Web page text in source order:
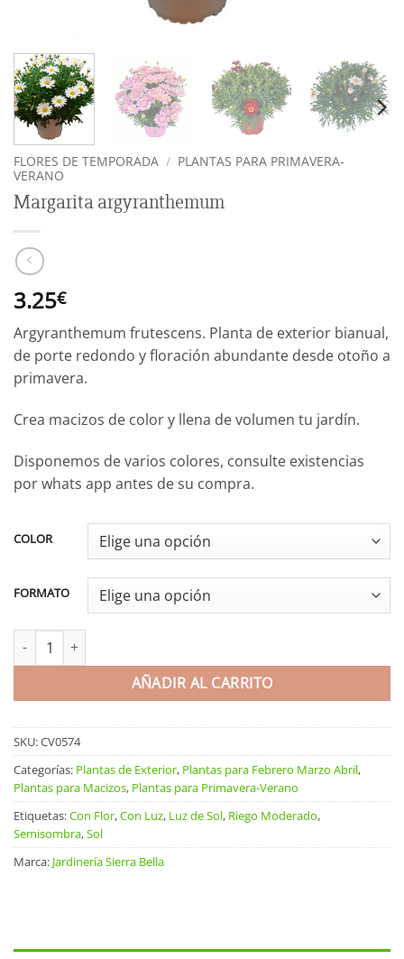
FLORES DE TEMPORADA / PLANTAS PARA PRIMAVERA-
VERANO
Margarita argyranthemum
3.25€
Argyranthemum frutescens. Planta de exterior bianual,
de porte redondo y floración abundante desde otoño a
primavera.
Crea macizos de color y llena de volumen tu jardín.
Disponemos de varios colores, consulte existencias
por whats app antes de su compra.
COLOR
FORMATO
Margarita argyranthemum cantidad
AÑADIR AL CARRITO
SKU:CV0574
Categorías: Plantas de Exterior, Plantas para Febrero Marzo Abril,
Plantas para Macizos, Plantas para Primavera-Verano
Etiquetas:Con Flor,Con Luz, Luz de Sol, Riego Moderado,
Semisombra,Sol
Marca: Jardinería Sierra Bella